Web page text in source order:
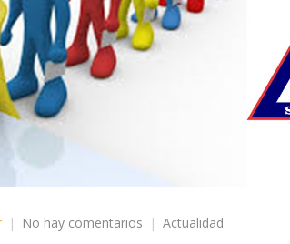
No hay comentarios
en Actualidad